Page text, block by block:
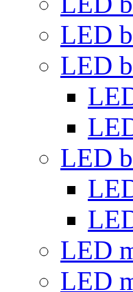
LED
LED
LED
LED
LED